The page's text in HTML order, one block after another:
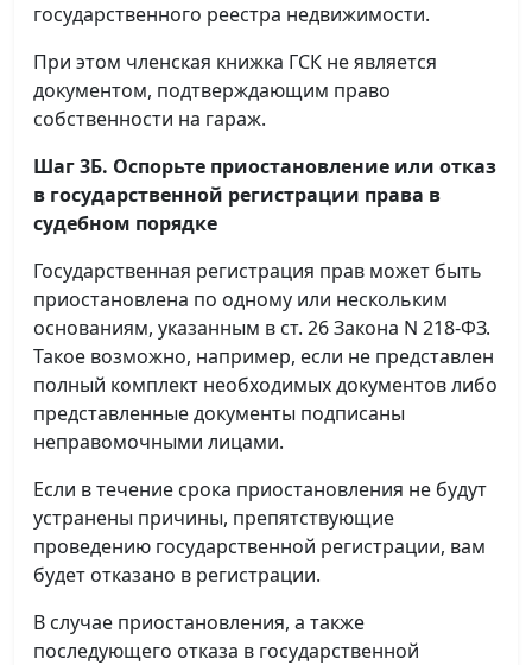
государственного реестра недвижимости.
При этом членская книжка ГСК не является
документом, подтверждающим право
собственности на гараж.
Шаг 3Б. Оспорьте приостановление или отказ
в государственной регистрации права в
судебном порядке
Государственная регистрация прав может быть
приостановлена по одному или нескольким
основаниям, указанным в ст. 26 Закона N 218-ФЗ.
Такое возможно, например, если не представлен
полный комплект необходимых документов либо
представленные документы подписаны
неправомочными лицами.
Если в течение срока приостановления не будут
устранены причины, препятствующие
проведению государственной регистрации, вам
будет отказано в регистрации.
В случае приостановления, а также
последующего отказа в государственной